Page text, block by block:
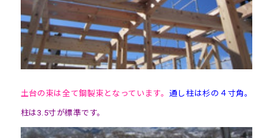
土台の束は全て鋼製束となっています。 通し柱は杉の４寸角。
柱は3.5寸が標準です。